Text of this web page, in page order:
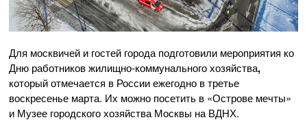
Для москвичей и гостей города подготовили мероприятия ко
Дню работников жилищно-коммунального хозяйства,
который отмечается в России ежегодно в третье
воскресенье марта. Их можно посетить в «Острове мечты»
и Музее городского хозяйства Москвы на ВДНХ.